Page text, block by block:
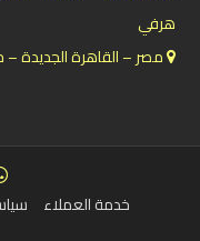
هرفي
مصر – القاهرة الجديدة –
خدمة العملاء